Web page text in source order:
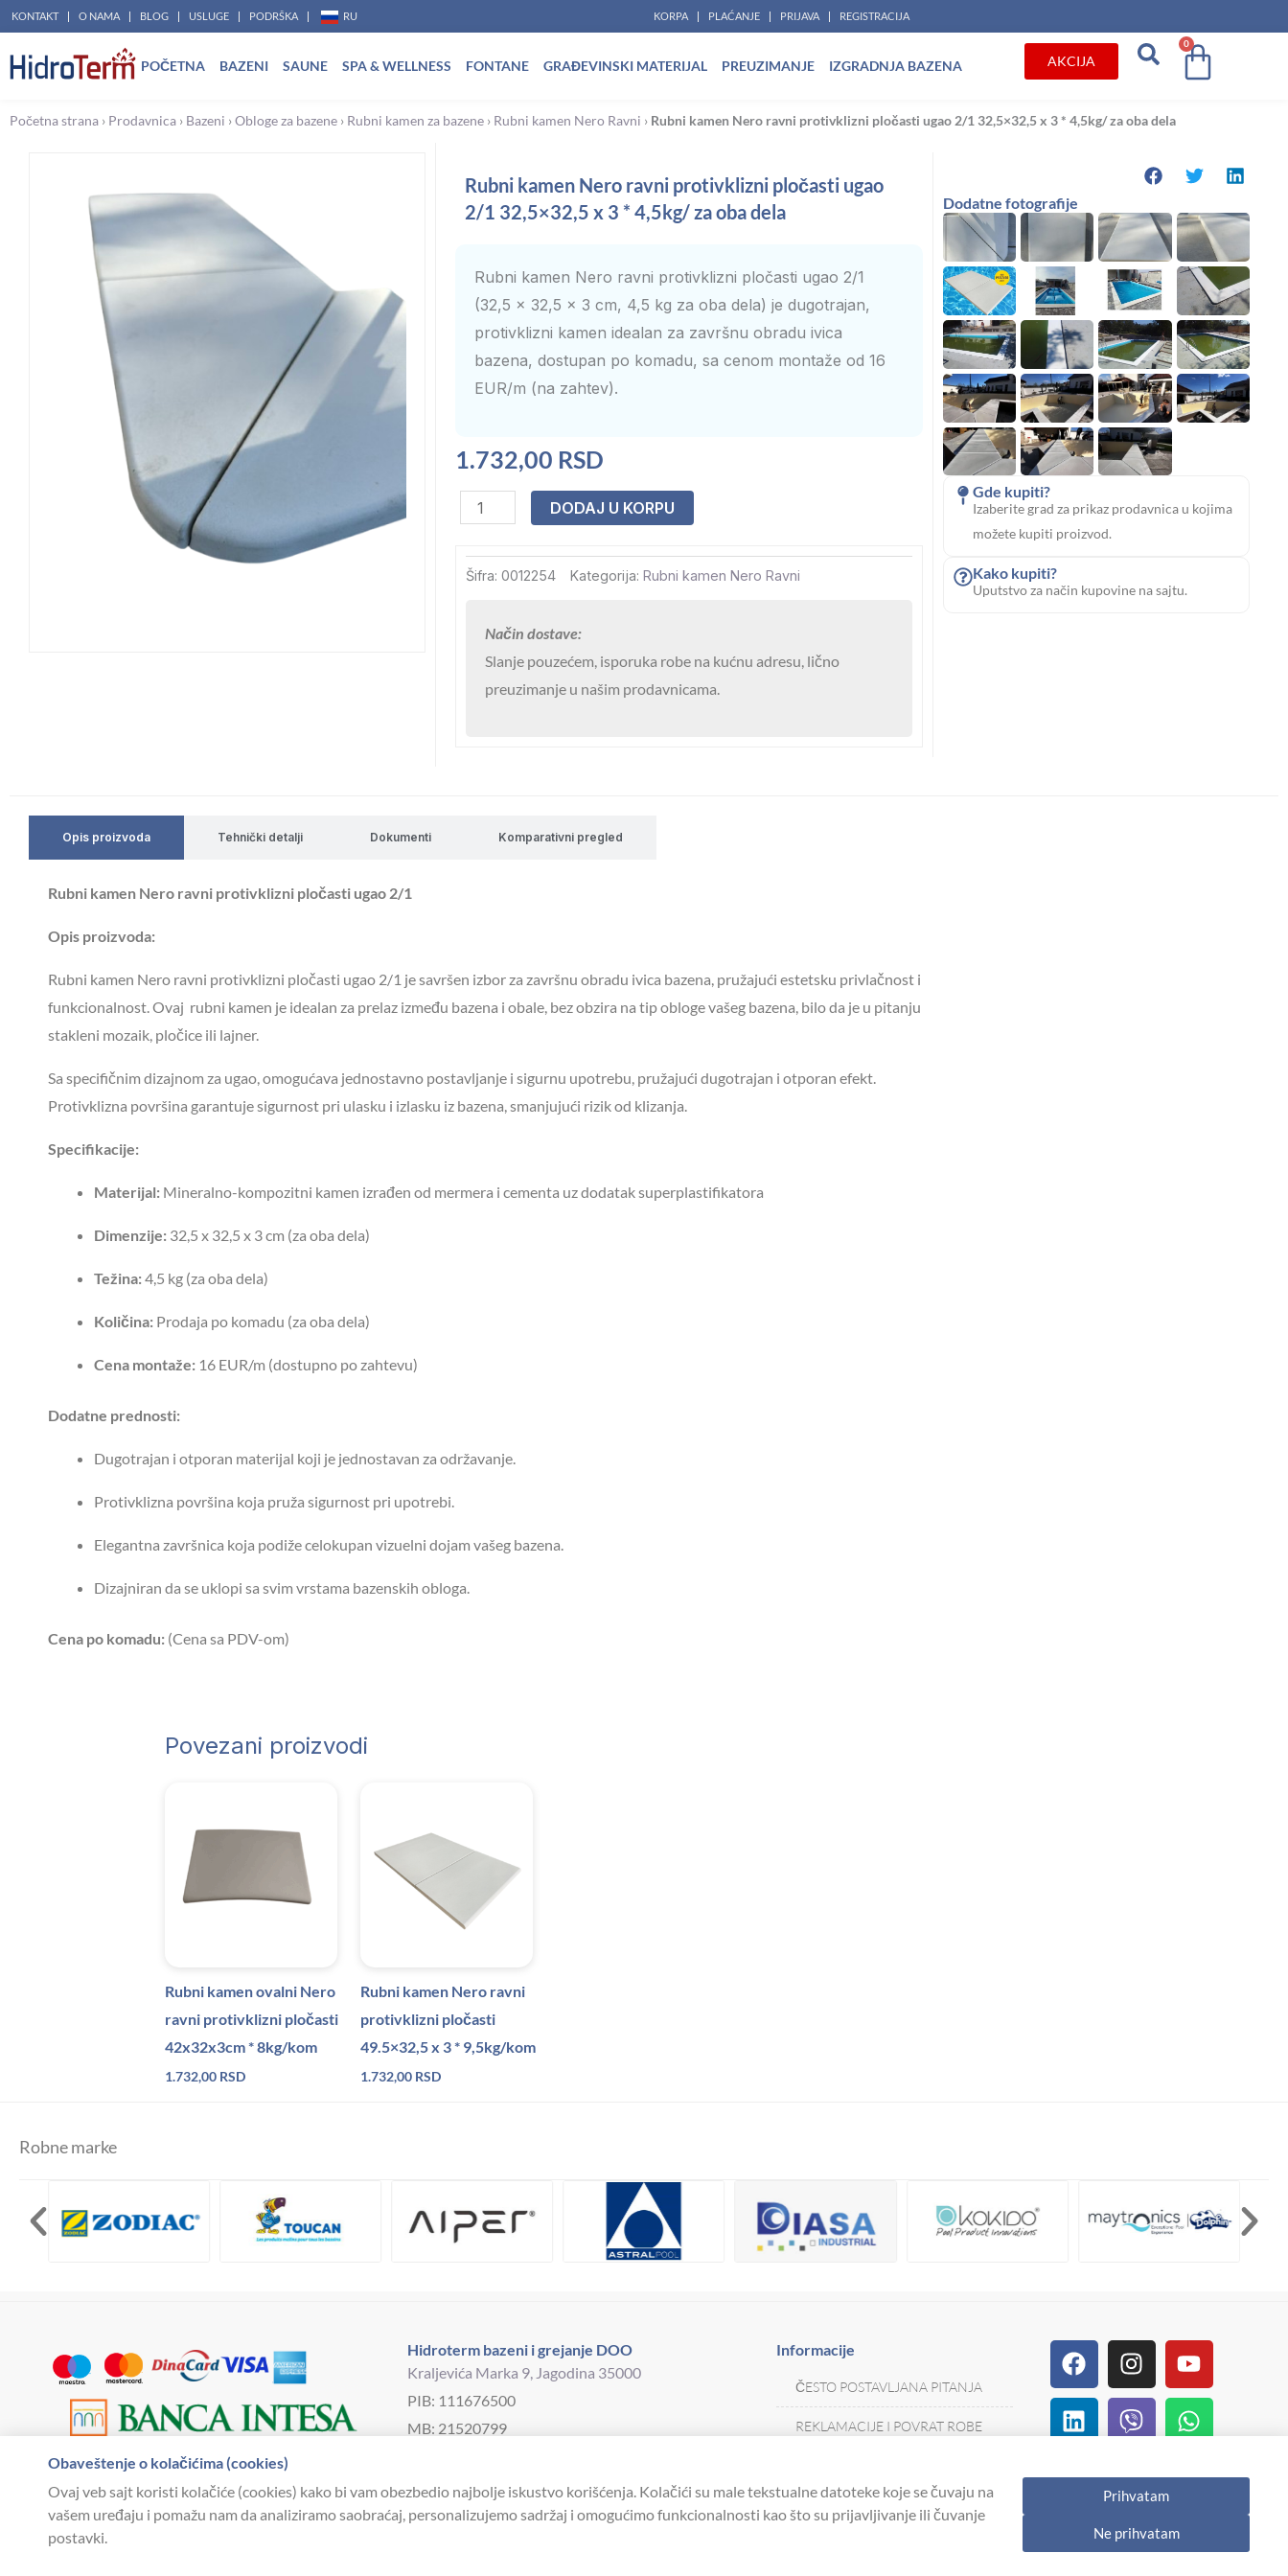
Pređi
sadržaj
KONTAKT O NAMA BLOG USLUGE PODRŠKA RU KORPA PLAĆANJE PRIJAVA REGISTRACIJA
POČETNA BAZENI SAUNE SPA & WELLNESS FONTANE GRAĐEVINSKI MATERIJAL PREUZIMANJE IZGRADNJA BAZENA AKCIJA
0
Cart
Početna strana › Prodavnica › Bazeni ›Obloge za bazene › Rubni kamen za bazene › Rubni kamen Nero Ravni › Rubni kamen Nero ravni protivklizni pločasti ugao 2/1 32,5×32,5 x 3 * 4,5kg/ za oba dela
Rubni kamen Nero ravni protivklizni pločasti ugao
2/1 32,5×32,5 x 3 * 4,5kg/ za oba dela
Rubni kamen Nero ravni protivklizni pločasti ugao 2/1
(32,5 x 32,5 x 3 cm, 4,5 kg za oba dela) je dugotrajan,
protivklizni kamen idealan za završnu obradu ivica
bazena, dostupan po komadu, sa cenom montaže od 16
EUR/m (na zahtev).
1.732,00 RSD
Rubni
kamen
Nero
ravni
pločasti
ugao
4,5kg/
DODAJ U KORPU
Šifra: 0012254 Kategorija: Rubni kamen Nero Ravni
Način dostave:
Slanje pouzećem, isporuka robe na kućnu adresu, lično
preuzimanje u našim prodavnicama.
Dodatne fotografije
Gde kupiti?
Izaberite grad za prikaz prodavnica u kojima
možete kupiti proizvod.
Kako kupiti?
Uputstvo za način kupovine na sajtu.
Opis proizvoda Tehnički detalji Dokumenti Komparativni pregled
Rubni kamen Nero ravni protivklizni pločasti ugao 2/1
Opis proizvoda:
Rubni kamen Nero ravni protivklizni pločasti ugao 2/1 je savršen izbor za završnu obradu ivica bazena, pružajući estetsku privlačnost i
funkcionalnost. Ovaj rubni kamen je idealan za prelaz između bazena i obale, bez obzira na tip obloge vašeg bazena, bilo da je u pitanju
stakleni mozaik, pločice ili lajner.
Sa specifičnim dizajnom za ugao, omogućava jednostavno postavljanje i sigurnu upotrebu, pružajući dugotrajan i otporan efekt.
Protivklizna površina garantuje sigurnost pri ulasku i izlasku iz bazena, smanjujući rizik od klizanja.
Specifikacije:
Materijal: Mineralno-kompozitni kamen izrađen od mermera i cementa uz dodatak superplastifikatora
Dimenzije: 32,5 x 32,5 x 3 cm (za oba dela)
Težina:4,5 kg (za oba dela)
Količina: Prodaja po komadu (za oba dela)
Cena montaže: 16 EUR/m (dostupno po zahtevu)
Dodatne prednosti:
Dugotrajan i otporan materijal koji je jednostavan za održavanje.
Protivklizna površina koja pruža sigurnost pri upotrebi.
Elegantna završnica koja podiže celokupan vizuelni dojam vašeg bazena.
Dizajniran da se uklopi sa svim vrstama bazenskih obloga.
Cena po komadu: (Cena sa PDV-om)
Povezani proizvodi
Rubni kamen ovalni Nero
ravni protivklizni pločasti
42x32x3cm * 8kg/kom
1.732,00 RSD
Rubni kamen Nero ravni
protivklizni pločasti
49.5×32,5 x 3 * 9,5kg/kom
1.732,00 RSD
Robne marke
Hidroterm bazeni i grejanje DOO
Kraljevića Marka 9, Jagodina 35000
PIB: 111676500
MB: 21520799
hidrotermjagodina@yahoo.com
Informacije
ČESTO POSTAVLJANA PITANJA
REKLAMACIJE I POVRAT ROBE
USLOVI KORIŠĆENJA
FacebookInstagramYoutube
Linkedin
Viber
TiktokPinterestHouzz
Obaveštenje o kolačićima (cookies)
Ovaj veb sajt koristi kolačiće (cookies) kako bi vam obezbedio najbolje iskustvo korišćenja. Kolačići su male tekstualne datoteke koje se čuvaju na
vašem uređaju i pomažu nam da analiziramo saobraćaj, personalizujemo sadržaj i omogućimo funkcionalnosti kao što su prijavljivanje ili čuvanje
postavki.
Prihvatam
Ne prihvatam